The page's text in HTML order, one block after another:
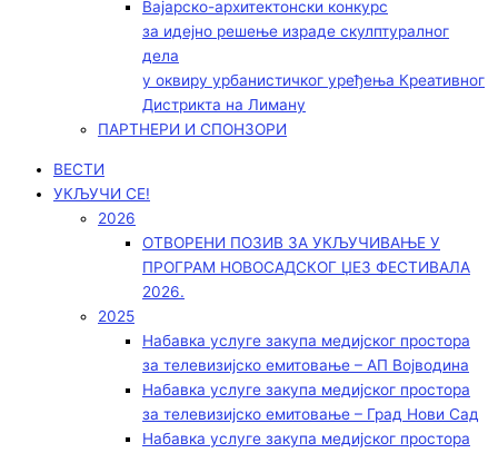
Вајарско-архитектонски конкурс
за идејно решење израде скулптуралног
дела
у оквиру урбанистичког уређења Креативног
Дистрикта на Лиману
ПАРТНЕРИ И СПОНЗОРИ
ВЕСТИ
УКЉУЧИ СЕ!
2026
ОТВОРЕНИ ПОЗИВ ЗА УКЉУЧИВАЊЕ У
ПРОГРАМ НОВОСАДСКОГ ЏЕЗ ФЕСТИВАЛА
2026.
2025
Набавка услуге закупа медијског простора
за телевизијско емитовање – АП Војводинa
Набавка услуге закупа медијског простора
за телевизијско емитовање – Град Нови Сад
Набавка услуге закупа медијског простора